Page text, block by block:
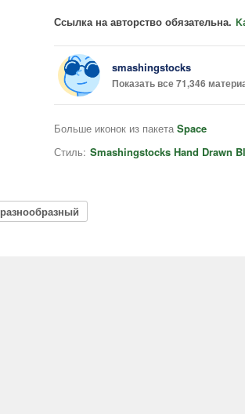
Ссылка на авторство обязательна.
smashingstocks
Показать все 71,346
Больше иконок из пакета Space
Стиль: Smashingstocks Hand Drawn
разнообразный